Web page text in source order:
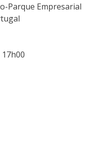
Parque Empresarial